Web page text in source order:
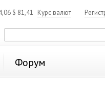
$ 81,41 Курс валют
Форум